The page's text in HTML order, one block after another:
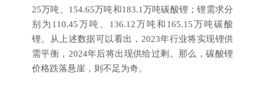
25万吨、154.65万吨和183.1万吨碳酸锂；锂需求分
别为110.45万吨、136.12万吨和165.15万吨碳酸
锂。从上述数据可以看出，2023年行业将实现锂供
需平衡，2024年后将出现供给过剩。那么，碳酸锂
价格跌落悬崖，则不足为奇。